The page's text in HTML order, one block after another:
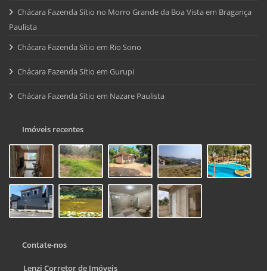
Chácara Fazenda Sítio no Morro Grande da Boa Vista em Bragança
Paulista
Chácara Fazenda Sítio em Rio Sono
Chácara Fazenda Sítio em Gurupi
Chácara Fazenda Sítio em Nazare Paulista
Imóveis recentes
Contate-nos
Lenzi Corretor de Imóveis